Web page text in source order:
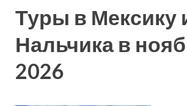
Туры в Мексику
Нальчика в
2026